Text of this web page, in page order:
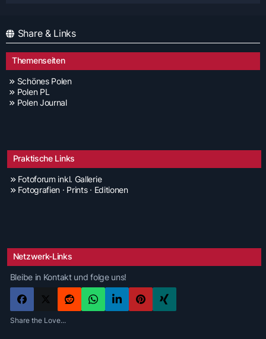
Share & Links
Themenseiten
Schönes Polen
Polen PL
Polen Journal
Praktische Links
Fotoforum inkl. Gallerie
Fotografien · Prints · Editionen
Netzwerk-Links
Bleibe in Kontakt und folge uns!
Share the Love...